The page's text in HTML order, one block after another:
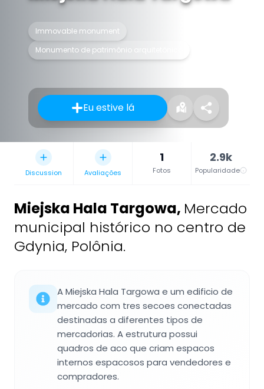
Immovable monument
Monumento de patrimônio arquitetônico
Eu estive lá
Discussion Avaliações
1
Fotos
2.9k
Popularidade
Miejska Hala Targowa, Mercado
municipal histórico no centro de
Gdynia, Polônia.
A Miejska Hala Targowa e um edificio de
mercado com tres secoes conectadas
destinadas a diferentes tipos de
mercadorias. A estrutura possui
quadros de aco que criam espacos
internos espacosos para vendedores e
compradores.